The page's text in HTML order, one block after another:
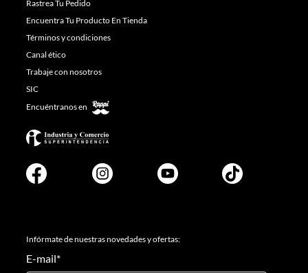
Rastrea Tu Pedido
Encuentra Tu Producto En Tienda
Términos y condiciones
Canal ético
Trabaje con nosotros
SIC
Encuéntranos en
Infórmate de nuestras novedades y ofertas:
E-mail*